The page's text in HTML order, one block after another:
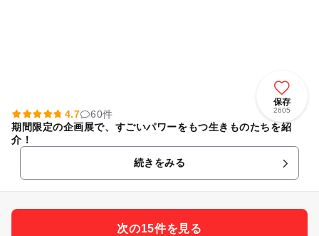
保存
2605
4.7
60件
期間限定の企画展で、すごいパワーをもつ生きものたちを紹
介！
続きをみる
次の15件を見る